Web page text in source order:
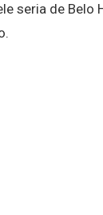
seria de